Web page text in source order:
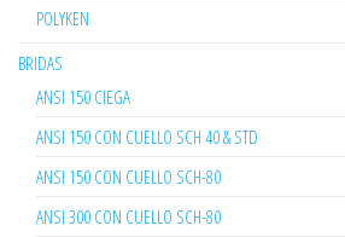
POLYKEN
BRIDAS
ANSI 150 CIEGA
ANSI 150 CON CUELLO SCH 40 & STD
ANSI 150 CON CUELLO SCH-80
ANSI 300 CON CUELLO SCH-80